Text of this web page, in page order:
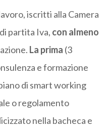
iscritti alla Camera
partita Iva, con almeno
La prima (3
e formazione
di smart working
o regolamento
nella bacheca e